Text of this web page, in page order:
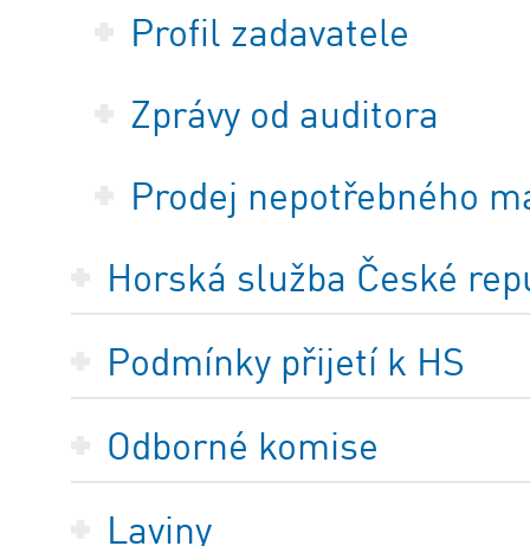
Profil zadavatele
Zprávy od auditora
Prodej nepotřebného
Horská služba České
Podmínky přijetí k HS
Odborné komise
Laviny